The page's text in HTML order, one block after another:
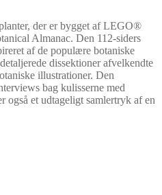
der er bygget af LEGO®
Almanac. Den 112-siders
af de populære botaniske
dissektioner afvelkendte
illustrationer. Den
bag kulisserne med
også et udtageligt samlertryk af en